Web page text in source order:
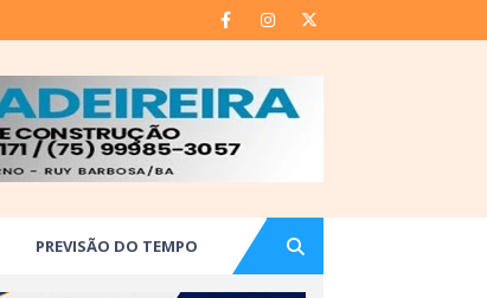
PREVISÃO DO TEMPO